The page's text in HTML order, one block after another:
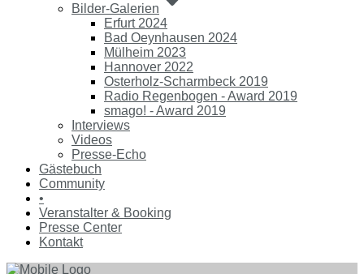
Bilder-Galerien
Erfurt 2024
Bad Oeynhausen 2024
Mülheim 2023
Hannover 2022
Osterholz-Scharmbeck 2019
Radio Regenbogen - Award 2019
smago! - Award 2019
Interviews
Videos
Presse-Echo
Gästebuch
Community
•
Veranstalter & Booking
Presse Center
Kontakt